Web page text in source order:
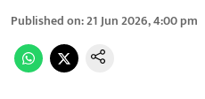
Published on:21 Jun 2026, 4:00 pm